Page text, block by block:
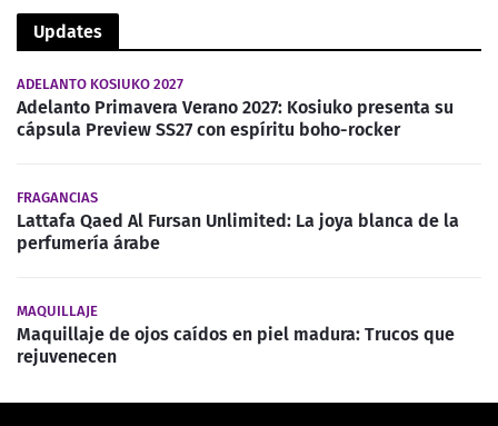
Updates
ADELANTO KOSIUKO 2027
Adelanto Primavera Verano 2027: Kosiuko presenta su
cápsula Preview SS27 con espíritu boho-rocker
FRAGANCIAS
Lattafa Qaed Al Fursan Unlimited: La joya blanca de la
perfumería árabe
MAQUILLAJE
Maquillaje de ojos caídos en piel madura: Trucos que
rejuvenecen